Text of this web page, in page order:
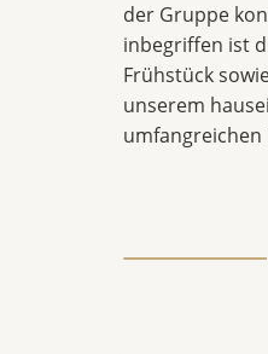
der Gruppe
inbegriffen ist
Frühstück
unserem
umfangreichen